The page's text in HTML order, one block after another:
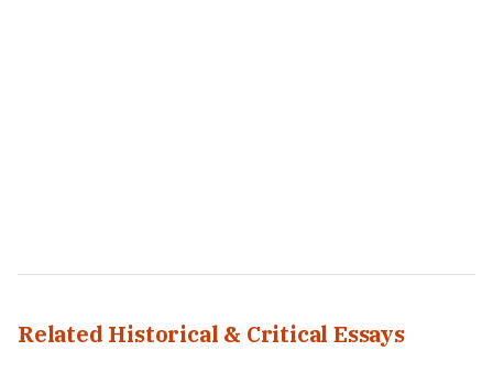
Related Historical & Critical Essays